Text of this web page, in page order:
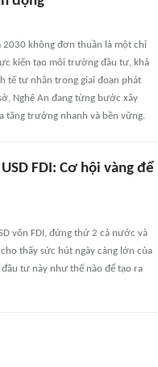
2030 không đơn thuần là một chỉ
kiến tạo môi trường đầu tư, khả
tế tư nhân trong giai đoạn phát
Nghệ An đang từng bước xây
tăng trưởng nhanh và bền vững.
FDI: Cơ hội vàng để
vốn FDI, đứng thứ 2 cả nước và
thấy sức hút ngày càng lớn của
tư này như thế nào để tạo ra